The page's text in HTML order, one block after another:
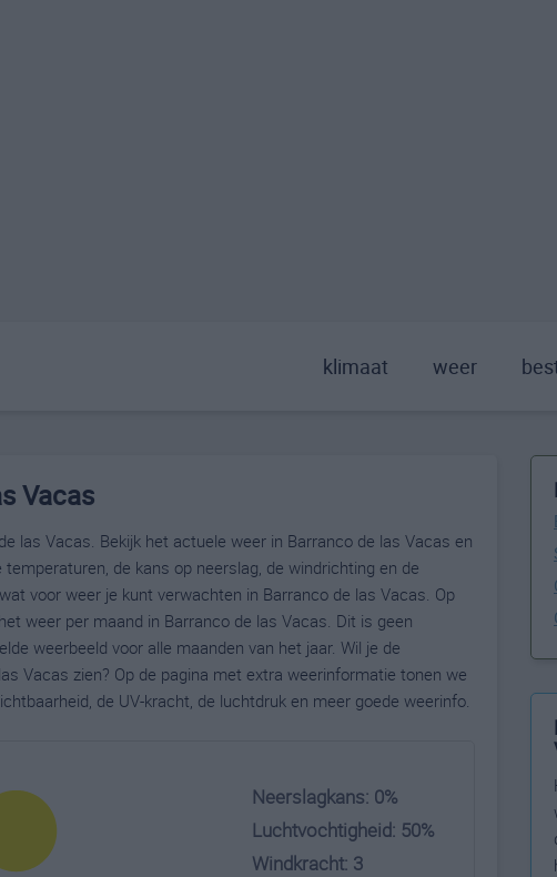
klimaat weer
Vacas
las Vacas. Bekijk het actuele weer in Barranco de las Vacas en
de kans op neerslag, de windrichting en de
voor weer je kunt verwachten in Barranco de las Vacas. Op
weer per maand in Barranco de las Vacas. Dit is geen
weerbeeld voor alle maanden van het jaar. Wil je de
Vacas zien? Op de pagina met extra weerinformatie tonen we
de UV-kracht, de luchtdruk en meer goede weerinfo.
Neerslagkans: 0%
Luchtvochtigheid: 50%
Windkracht: 3